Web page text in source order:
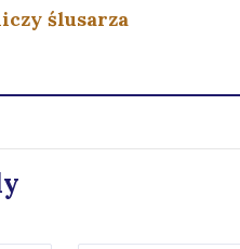
ślusarza